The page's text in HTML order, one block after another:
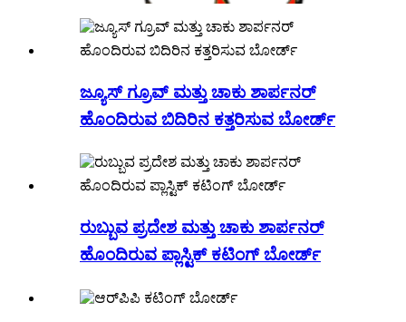
ಜ್ಯೂಸ್ ಗ್ರೂವ್ ಮತ್ತು ಚಾಕು ಶಾರ್ಪನರ್
ಹೊಂದಿರುವ ಬಿದಿರಿನ ಕತ್ತರಿಸುವ ಬೋರ್ಡ್
ರುಬ್ಬುವ ಪ್ರದೇಶ ಮತ್ತು ಚಾಕು ಶಾರ್ಪನರ್
ಹೊಂದಿರುವ ಪ್ಲಾಸ್ಟಿಕ್ ಕಟಿಂಗ್ ಬೋರ್ಡ್